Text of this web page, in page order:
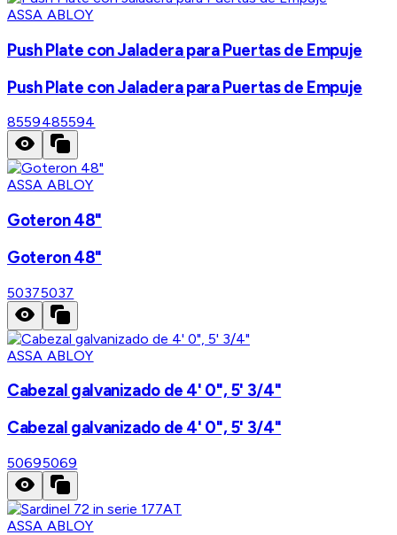
ASSA ABLOY
Push Plate con Jaladera para Puertas de Empuje
Push Plate con Jaladera para Puertas de Empuje
8559485594
ASSA ABLOY
Goteron 48"
Goteron 48"
50375037
ASSA ABLOY
Cabezal galvanizado de 4' 0", 5' 3/4"
Cabezal galvanizado de 4' 0", 5' 3/4"
50695069
ASSA ABLOY